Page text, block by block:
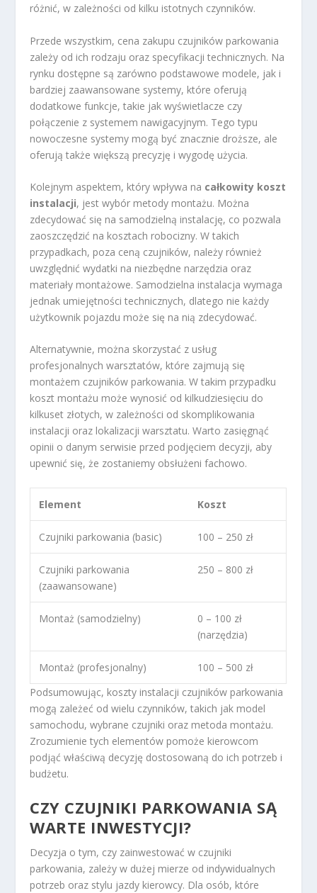
różnić, w zależności od kilku istotnych czynników.
Przede wszystkim, cena zakupu czujników parkowania
zależy od ich rodzaju oraz specyfikacji technicznych. Na
rynku dostępne są zarówno podstawowe modele, jak i
bardziej zaawansowane systemy, które oferują
dodatkowe funkcje, takie jak wyświetlacze czy
połączenie z systemem nawigacyjnym. Tego typu
nowoczesne systemy mogą być znacznie droższe, ale
oferują także większą precyzję i wygodę użycia.
Kolejnym aspektem, który wpływa na całkowity koszt
instalacji, jest wybór metody montażu. Można
zdecydować się na samodzielną instalację, co pozwala
zaoszczędzić na kosztach robocizny. W takich
przypadkach, poza ceną czujników, należy również
uwzględnić wydatki na niezbędne narzędzia oraz
materiały montażowe. Samodzielna instalacja wymaga
jednak umiejętności technicznych, dlatego nie każdy
użytkownik pojazdu może się na nią zdecydować.
Alternatywnie, można skorzystać z usług
profesjonalnych warsztatów, które zajmują się
montażem czujników parkowania. W takim przypadku
koszt montażu może wynosić od kilkudziesięciu do
kilkuset złotych, w zależności od skomplikowania
instalacji oraz lokalizacji warsztatu. Warto zasięgnąć
opinii o danym serwisie przed podjęciem decyzji, aby
upewnić się, że zostaniemy obsłużeni fachowo.
Element Koszt
Czujniki parkowania (basic) 100 – 250 zł
Czujniki parkowania
(zaawansowane)
250 – 800 zł
Montaż (samodzielny)
0 – 100 zł
(narzędzia)
Montaż (profesjonalny)
100 – 500 zł
Podsumowując, koszty instalacji czujników parkowania
mogą zależeć od wielu czynników, takich jak model
samochodu, wybrane czujniki oraz metoda montażu.
Zrozumienie tych elementów pomoże kierowcom
podjąć właściwą decyzję dostosowaną do ich potrzeb i
budżetu.
CZY CZUJNIKI PARKOWANIA SĄ
WARTE INWESTYCJI?
Decyzja o tym, czy zainwestować w czujniki
parkowania, zależy w dużej mierze od indywidualnych
potrzeb oraz stylu jazdy kierowcy. Dla osób, które